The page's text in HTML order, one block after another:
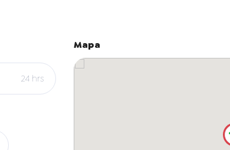
24 hrs
Mapa